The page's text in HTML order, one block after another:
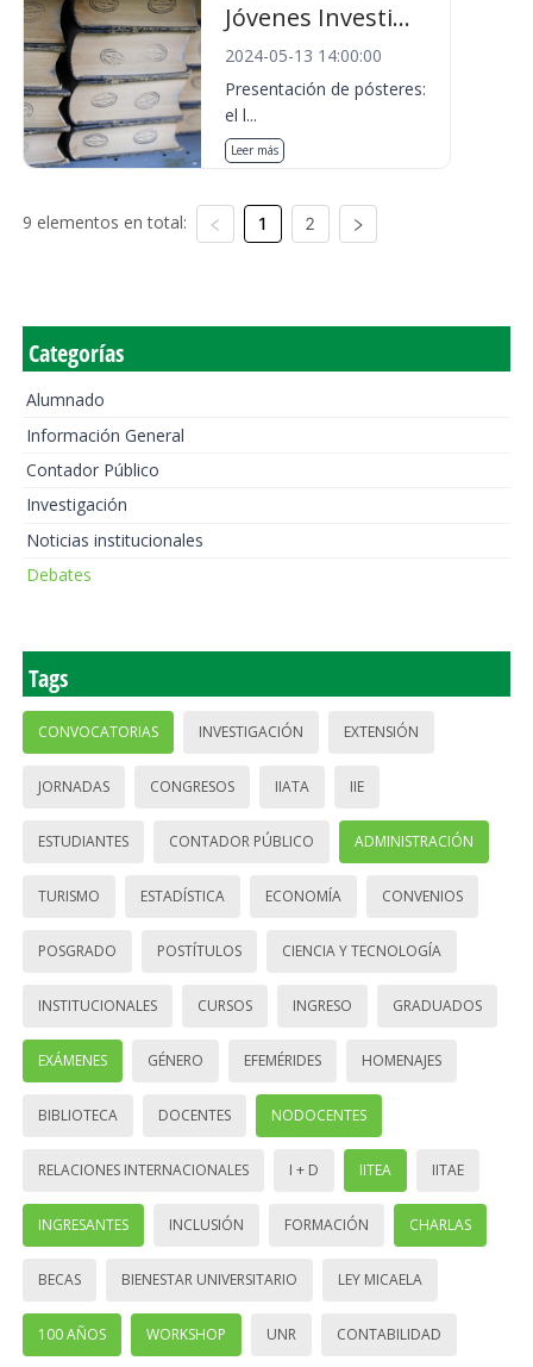
Jóvenes Investi...
2024-05-13 14:00:00
Presentación de pósteres:
el l...
Leer más
9 elementos en total: 1 2
Categorías
Alumnado
Información General
Contador Público
Investigación
Noticias institucionales
Debates
Tags
CONVOCATORIAS INVESTIGACIÓN EXTENSIÓN
JORNADAS CONGRESOS IIATA IIE
ESTUDIANTES CONTADOR PÚBLICO ADMINISTRACIÓN
TURISMO ESTADÍSTICA ECONOMÍA CONVENIOS
POSGRADO POSTÍTULOS CIENCIA Y TECNOLOGÍA
INSTITUCIONALES CURSOS INGRESO GRADUADOS
EXÁMENES GÉNERO EFEMÉRIDES HOMENAJES
BIBLIOTECA DOCENTES NODOCENTES
RELACIONES INTERNACIONALES I + D IITEA IITAE
INGRESANTES INCLUSIÓN FORMACIÓN CHARLAS
BECAS BIENESTAR UNIVERSITARIO LEY MICAELA
100 AÑOS WORKSHOP UNR CONTABILIDAD